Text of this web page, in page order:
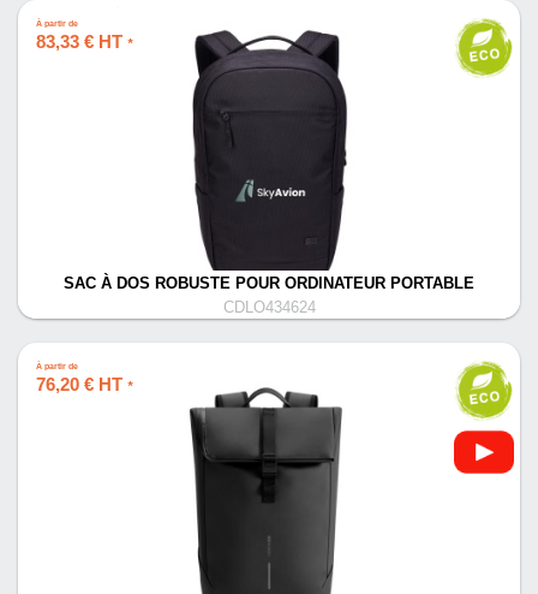
À partir de
83,33 € HT *
SAC À DOS ROBUSTE POUR ORDINATEUR PORTABLE
CDLO434624
À partir de
76,20 € HT *